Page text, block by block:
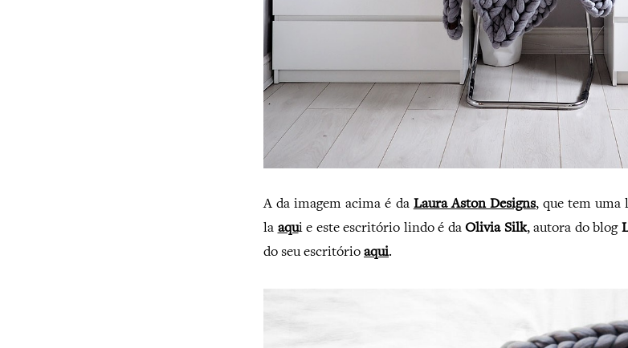
A da imagem acima é da Laura Aston Designs, que tem uma
la aqui e este escritório lindo é daOlivia Silk, autora do blog
do seu escritório aqui.